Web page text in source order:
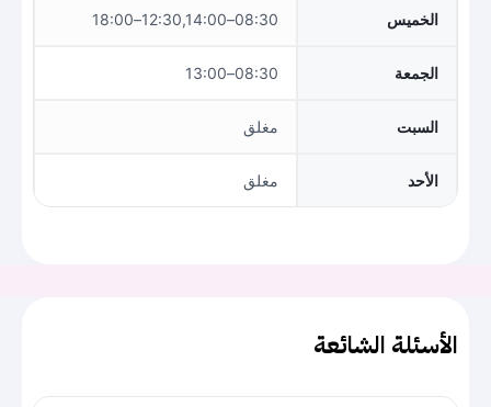
الخميس 08:30–12:30,14:00–18:00
الجمعة 08:30–13:00
السبت مغلق
الأحد مغلق
الأسئلة الشائعة